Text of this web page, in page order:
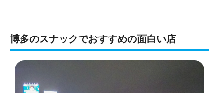
博多のスナックでおすすめの面白い店